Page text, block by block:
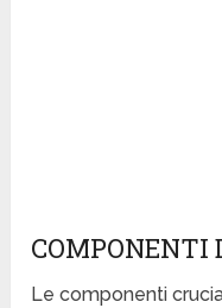
COMPONENTI
Le componenti